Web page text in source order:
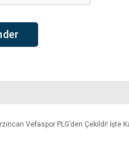
Vefaspor PLG’den Çekildi! İşte